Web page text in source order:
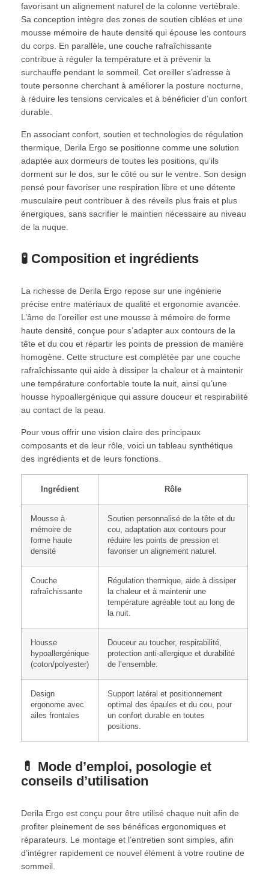
favorisant un alignement naturel de la colonne vertébrale.
Sa conception intègre des zones de soutien ciblées et une
mousse mémoire de haute densité qui épouse les contours
du corps. En parallèle, une couche rafraîchissante
contribue à réguler la température et à prévenir la
surchauffe pendant le sommeil. Cet oreiller s’adresse à
toute personne cherchant à améliorer la posture nocturne,
à réduire les tensions cervicales et à bénéficier d’un confort
durable.
En associant confort, soutien et technologies de régulation
thermique, Derila Ergo se positionne comme une solution
adaptée aux dormeurs de toutes les positions, qu’ils
dorment sur le dos, sur le côté ou sur le ventre. Son design
pensé pour favoriser une respiration libre et une détente
musculaire peut contribuer à des réveils plus frais et plus
énergiques, sans sacrifier le maintien nécessaire au niveau
de la nuque.
🧪 Composition et ingrédients
La richesse de Derila Ergo repose sur une ingénierie
précise entre matériaux de qualité et ergonomie avancée.
L’âme de l’oreiller est une mousse à mémoire de forme
haute densité, conçue pour s’adapter aux contours de la
tête et du cou et répartir les points de pression de manière
homogène. Cette structure est complétée par une couche
rafraîchissante qui aide à dissiper la chaleur et à maintenir
une température confortable toute la nuit, ainsi qu’une
housse hypoallergénique qui assure douceur et respirabilité
au contact de la peau.
Pour vous offrir une vision claire des principaux
composants et de leur rôle, voici un tableau synthétique
des ingrédients et de leurs fonctions.
Ingrédient Rôle
Mousse à
mémoire de
forme haute
densité
Soutien personnalisé de la tête et du
cou, adaptation aux contours pour
réduire les points de pression et
favoriser un alignement naturel.
Couche
rafraîchissante
Régulation thermique, aide à dissiper
la chaleur et à maintenir une
température agréable tout au long de
la nuit.
Housse
hypoallergénique
(coton/polyester)
Douceur au toucher, respirabilité,
protection anti-allergique et durabilité
de l’ensemble.
Design
ergonome avec
ailes frontales
Support latéral et positionnement
optimal des épaules et du cou, pour
un confort durable en toutes
positions.
💊 Mode d’emploi, posologie et
conseils d’utilisation
Derila Ergo est conçu pour être utilisé chaque nuit afin de
profiter pleinement de ses bénéfices ergonomiques et
réparateurs. Le montage et l’entretien sont simples, afin
d’intégrer rapidement ce nouvel élément à votre routine de
sommeil.